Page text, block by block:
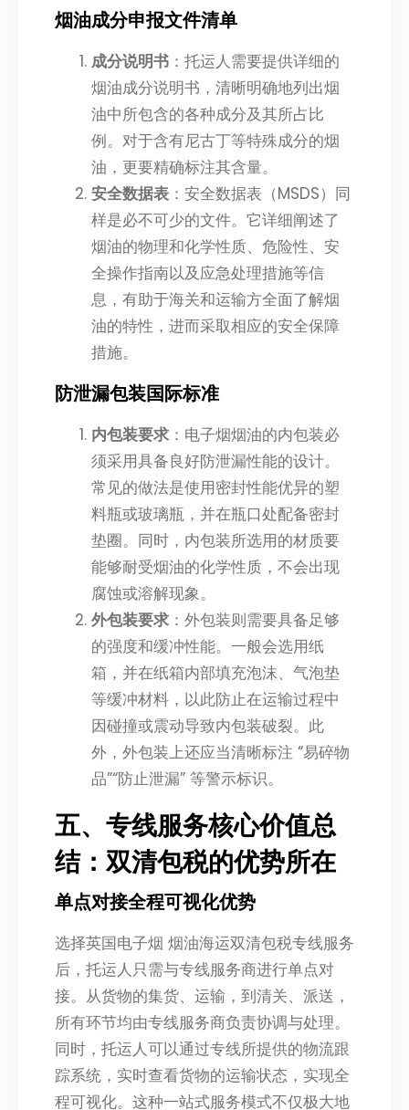
烟油成分申报文件清单
成分说明书 ：托运人需要提供详细的
烟油成分说明书，清晰明确地列出烟
油中所包含的各种成分及其所占比
例。对于含有尼古丁等特殊成分的烟
油，更要精确标注其含量。
安全数据表 ：安全数据表（MSDS）同
样是必不可少的文件。它详细阐述了
烟油的物理和化学性质、危险性、安
全操作指南以及应急处理措施等信
息，有助于海关和运输方全面了解烟
油的特性，进而采取相应的安全保障
措施。
防泄漏包装国际标准
内包装要求 ：电子烟烟油的内包装必
须采用具备良好防泄漏性能的设计。
常见的做法是使用密封性能优异的塑
料瓶或玻璃瓶，并在瓶口处配备密封
垫圈。同时，内包装所选用的材质要
能够耐受烟油的化学性质，不会出现
腐蚀或溶解现象。
外包装要求 ：外包装则需要具备足够
的强度和缓冲性能。一般会选用纸
箱，并在纸箱内部填充泡沫、气泡垫
等缓冲材料，以此防止在运输过程中
因碰撞或震动导致内包装破裂。此
外，外包装上还应当清晰标注 “易碎物
品”“防止泄漏” 等警示标识。
五、专线服务核心价值总
结：双清包税的优势所在
单点对接全程可视化优势
选择英国电子烟 烟油海运双清包税专线服务
后，托运人只需与专线服务商进行单点对
接。从货物的集货、运输，到清关、派送，
所有环节均由专线服务商负责协调与处理。
同时，托运人可以通过专线所提供的物流跟
踪系统，实时查看货物的运输状态，实现全
程可视化。这种一站式服务模式不仅极大地